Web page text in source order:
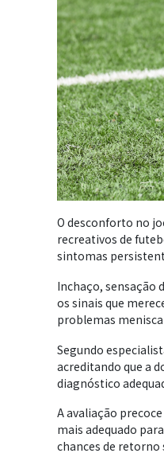
O desconforto no
recreativos de
sintomas
Inchaço, sensação
os sinais que
problemas
Segundo
acreditando que a
diagnóstico
A avaliação
mais adequado
chances de retorno